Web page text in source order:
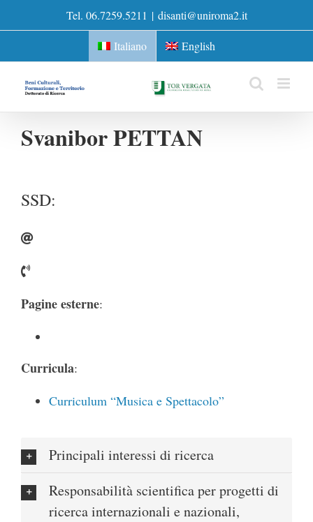
to
Tel. 06.7259.5211 | disanti@uniroma2.it
Italiano English
Svanibor PETTAN
SSD:
Pagine esterne:
Curricula:
Curriculum “Musica e Spettacolo”
Principali interessi di ricerca
Responsabilità scientifica per progetti di
ricerca internazionali e nazionali,